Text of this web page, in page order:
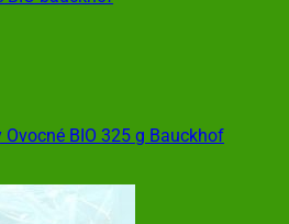
BIO 325 g Bauckhof